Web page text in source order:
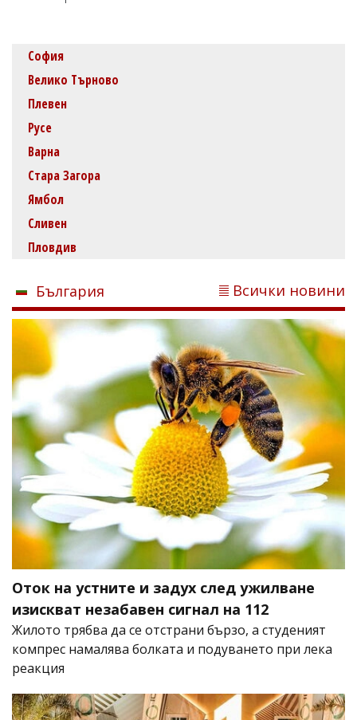
София
Велико Търново
Плевен
Русе
Варна
Стара Загора
Ямбол
Сливен
Пловдив
България Всички новини
Оток на устните и задух след ужилване
изискват незабавен сигнал на 112
Жилото трябва да се отстрани бързо, а студеният
компрес намалява болката и подуването при лека
реакция